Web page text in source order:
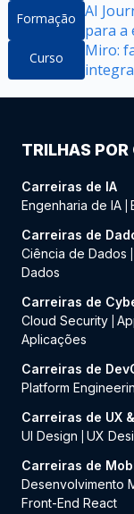
Formação AI
para a
Curso
Miro:
TRILHAS POR
Carreiras de IA
Engenharia de IA
Carreiras de
Ciência de Dados
Dados
Carreiras de
Cloud Security
Aplicações
Carreiras de
Platform
Carreiras de UX
UI Design
UX
Carreiras de
Desenvolvimento
Front-End React